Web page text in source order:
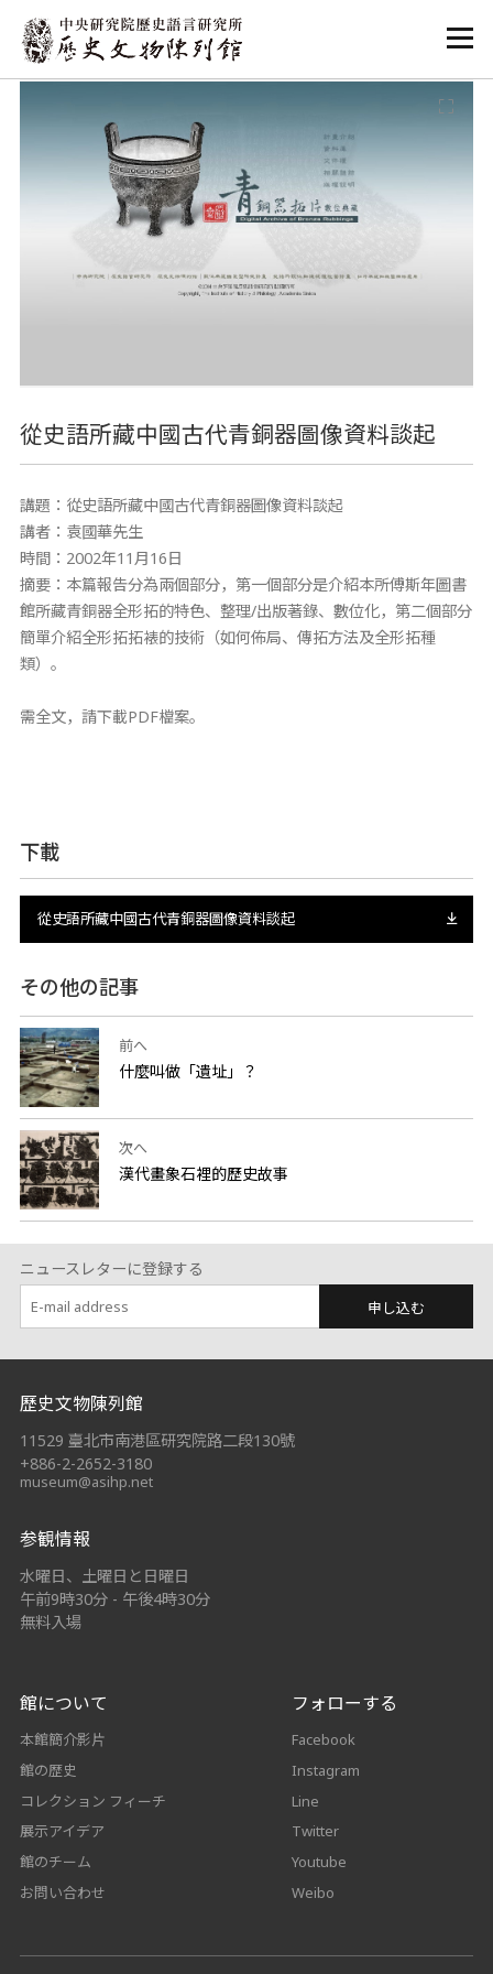
:::
:::
從史語所藏中國古代青銅器圖像資料談起
講題：從史語所藏中國古代青銅器圖像資料談起
講者：袁國華先生
時間：2002年11月16日
摘要：本篇報告分為兩個部分，第一個部分是介紹本所傅斯年圖書
館所藏青銅器全形拓的特色、整理/出版著錄、數位化，第二個部分
簡單介紹全形拓拓裱的技術（如何佈局、傳拓方法及全形拓種
類）。
需全文，請下載PDF檔案。
下載
從史語所藏中國古代青銅器圖像資料談起
その他の記事
前へ
什麼叫做「遺址」？
次へ
漢代畫象石裡的歷史故事
ニュースレターに登録する
申し込む
:::
歷史文物陳列館
11529 臺北市南港區研究院路二段130號
+886-2-2652-3180
museum@asihp.net
参観情報
水曜日、土曜日と日曜日
午前9時30分 - 午後4時30分
無料入場
館について
本館簡介影片
館の歴史
コレクション フィーチ
展示アイデア
館のチーム
お問い合わせ
フォローする
Facebook
Instagram
Line
Twitter
Youtube
Weibo